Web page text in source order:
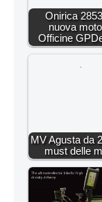
Onirica
nuova
Officine
MV Agusta da
must delle